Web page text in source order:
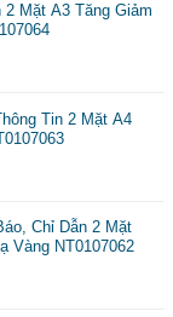
2 Mặt A3 Tăng Giảm
Tin 2 Mặt A4
Chỉ Dẫn 2 Mặt
Vàng NT0107062